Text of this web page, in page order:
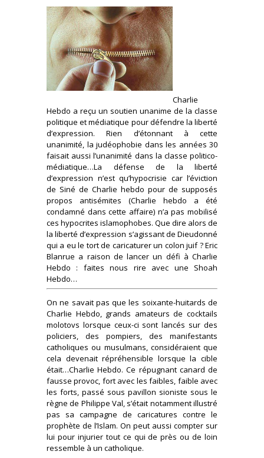
Charlie
Hebdo a reçu un soutien unanime de la classe
politique et médiatique pour défendre la liberté
d’expression. Rien d’étonnant à cette
unanimité, la judéophobie dans les années 30
faisait aussi l’unanimité dans la classe politico-
médiatique…La défense de la liberté
d’expression n’est qu’hypocrisie car l’éviction
de Siné de Charlie hebdo pour de supposés
propos antisémites (Charlie hebdo a été
condamné dans cette affaire) n’a pas mobilisé
ces hypocrites islamophobes. Que dire alors de
la liberté d’expression s’agissant de Dieudonné
qui a eu le tort de caricaturer un colon juif ? Eric
Blanrue a raison de lancer un défi à Charlie
Hebdo : faites nous rire avec une Shoah
Hebdo…
On ne savait pas que les soixante-huitards de
Charlie Hebdo, grands amateurs de cocktails
molotovs lorsque ceux-ci sont lancés sur des
policiers, des pompiers, des manifestants
catholiques ou musulmans, considéraient que
cela devenait répréhensible lorsque la cible
était…Charlie Hebdo. Ce répugnant canard de
fausse provoc, fort avec les faibles, faible avec
les forts, passé sous pavillon sioniste sous le
règne de Philippe Val, s’était notamment illustré
pas sa campagne de caricatures contre le
prophète de l’Islam. On peut aussi compter sur
lui pour injurier tout ce qui de près ou de loin
ressemble à un catholique.